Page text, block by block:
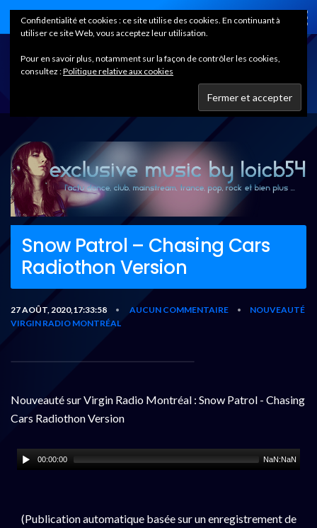
Home
Snow Patrol – Chasing Cars
Radiothon Version
27 AOÛT, 2020,17:33:58 • AUCUN COMMENTAIRE •
NOUVEAUTÉ
VIRGIN RADIO MONTRÉAL
Nouveauté sur Virgin Radio Montréal : Snow Patrol - Chasing
Cars Radiothon Version
00:00:00 NaN:NaN
(Publication automatique basée sur un enregistrement de
Confidentialité et cookies : ce site utilise des cookies. En continuant à
utiliser ce site Web, vous acceptez leur utilisation.
Pour en savoir plus, notamment sur la façon de contrôler les cookies,
consultez :Politique relative aux cookies